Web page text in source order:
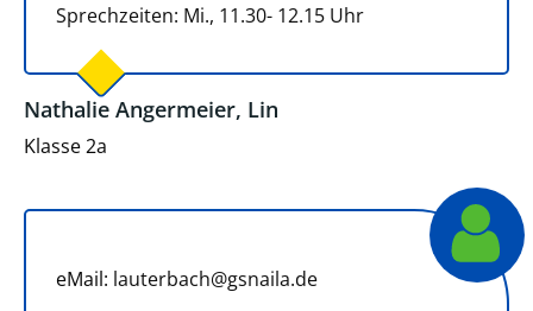
Sprechzeiten: Mi., 11.30- 12.15 Uhr
Nathalie Angermeier, Lin
Klasse 2a
eMail: lauterbach@gsnaila.de